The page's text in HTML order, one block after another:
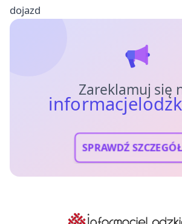
dojazd
Zareklamuj się
SPRAWDŹ